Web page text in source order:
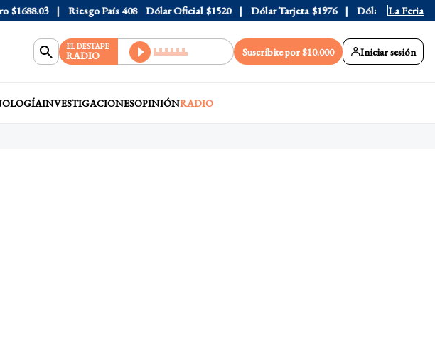
Riesgo País 408 Dólar Oficial $1520 Dólar Tarjeta $1976 Dólar Blue $1525
La Feria
EL DESTAPE
RADIO Suscribite por $10.000 Iniciar sesión
INVESTIGACIONESOPINIÓNRADIO